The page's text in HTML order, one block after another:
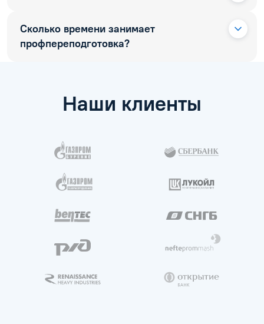
Сколько времени занимает
профпереподготовка?
Наши клиенты